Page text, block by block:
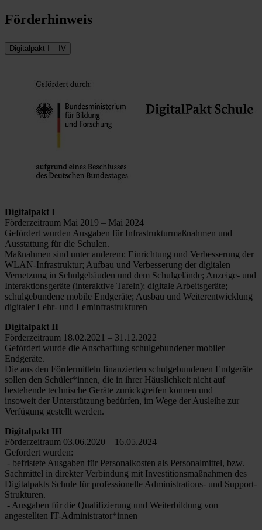
Förderhinweis
Digitalpakt I – IV
Digitalpakt I
Förderzeitraum Mai 2019 – Mai 2024
Gefördert wurden Ausgaben für Infrastrukturmaßnahmen und
Ausstattung für die Schulen.
Maßnahmen sind unter anderem: Einrichtung und Verbesserung der
WLAN-Infrastruktur; Aufbau und Verbesserung der digitalen
Vernetzung in Schulgebäuden und dem Schulgelände; Anzeige- und
Interaktionsgeräte (interaktive Tafeln); digitale Arbeitsgeräte;
schulgebundene mobile Endgeräte; Ausbau und Weiterentwicklung
digitaler Lehr- und Lerninfrastrukturen
Digitalpakt II
Förderzeitraum 18.02.2021 – 31.12.2022
Gefördert wurde die Anschaffung schulgebundener mobiler
Endgeräte.
Die aus den Fördermitteln finanzierten schulgebundenen Endgeräte
sollen den Schüler*innen, die in ihrer Häuslichkeit nicht auf
bestehende technische Geräte zurückgreifen können und
insoweit der Unterstützung bedürfen, im Wege der Ausleihe zur
Verfügung gestellt werden.
Digitalpakt III
Förderzeitraum 03.06.2020 – 16.05.2024
Gefördert wurden:
- befristete Ausgaben für Personalkosten als Personalmittel, bzw.
Sachmittel in direkter Verbindung mit Investitionsmaßnahmen des
Digitalpakts Schule für professionelle Administrations- und Support-
Strukturen.
- Ausgaben für die Qualifizierung und Weiterbildung von
angestellten IT-Administrator*innen